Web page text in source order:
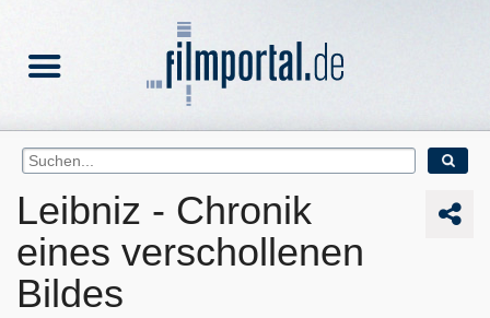
Leibniz - Chronik
eines verschollenen
Bildes